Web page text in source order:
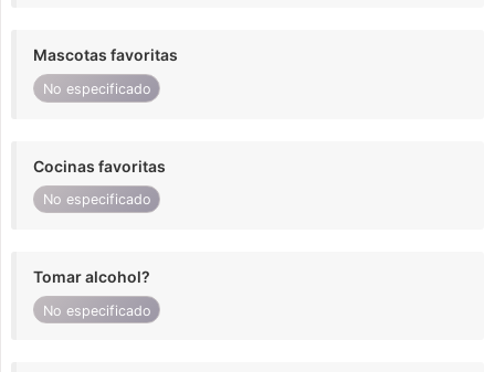
Mascotas favoritas
No especificado
Cocinas favoritas
No especificado
Tomar alcohol?
No especificado